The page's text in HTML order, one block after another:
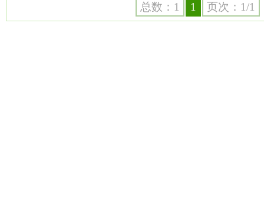
总数：1 1 页次：1/1